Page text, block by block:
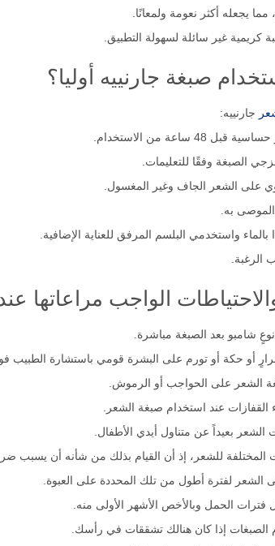
يجعله أكثر نعومة ولمعانًا.
كريمية غير سائلة لسهولة التطبيق.
صبغة جارنييه أوليا؟
جارنييه:
ساعة من الاستخدام.
الصبغة وفقًا للتعليمات.
على الشعر الجاف وغير المغسول.
الموصى به.
واستخدمي البلسم المرفق للعناية الإضافية.
الواجب مراعاتها
شامبو بعد الصبغة مباشرة.
أو حكة أو تورم على البشرة قومي باستشارة الطبيب
الشعر على الحواجب أو الرموش.
القفازات عند استخدام صبغة الشعر.
بعيداً عن متناول أيدي الأطفال.
المختلفة للشعر، إذ أن القيام بذلك من شأنه أن يسبب
الشعر لفترة أطول من تلك المحددة على العبوة.
فترات الحمل وبالأخص الأشهر الأولى منه.
الصبغات إذا كان هنالك تشققات في رأسك.